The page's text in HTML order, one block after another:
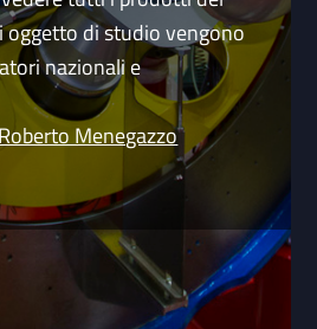
oggetto di studio vengono
nazionali e
Menegazzo